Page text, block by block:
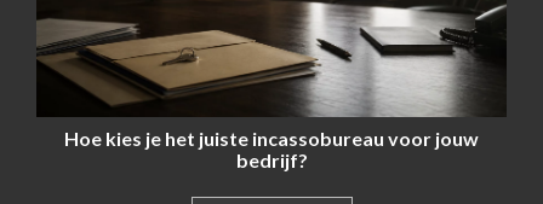
Hoe kies je het juiste incassobureau voor jouw
bedrijf?